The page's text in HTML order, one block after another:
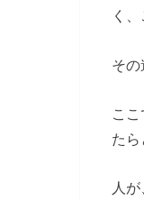
く
その
こ
たら
人